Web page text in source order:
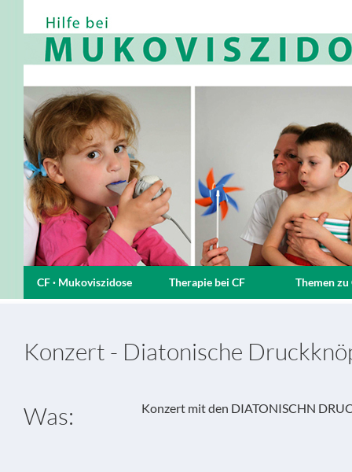
CF · Mukoviszidose Therapie bei CF Themen zu
Konzert - Diatonische
Was: Konzert mit den DIATONISCHN